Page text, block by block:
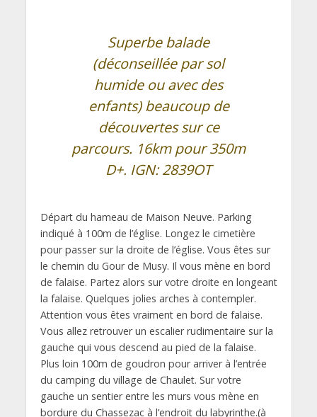
Superbe balade
(déconseillée par sol
humide ou avec des
enfants) beaucoup de
découvertes sur ce
parcours. 16km pour 350m
D+. IGN: 2839OT
Départ du hameau de Maison Neuve. Parking
indiqué à 100m de l’église. Longez le cimetière
pour passer sur la droite de l’église. Vous êtes sur
le chemin du Gour de Musy. Il vous mène en bord
de falaise. Partez alors sur votre droite en longeant
la falaise. Quelques jolies arches à contempler.
Attention vous êtes vraiment en bord de falaise.
Vous allez retrouver un escalier rudimentaire sur la
gauche qui vous descend au pied de la falaise.
Plus loin 100m de goudron pour arriver à l’entrée
du camping du village de Chaulet. Sur votre
gauche un sentier entre les murs vous mène en
bordure du Chassezac à l’endroit du labyrinthe.(à